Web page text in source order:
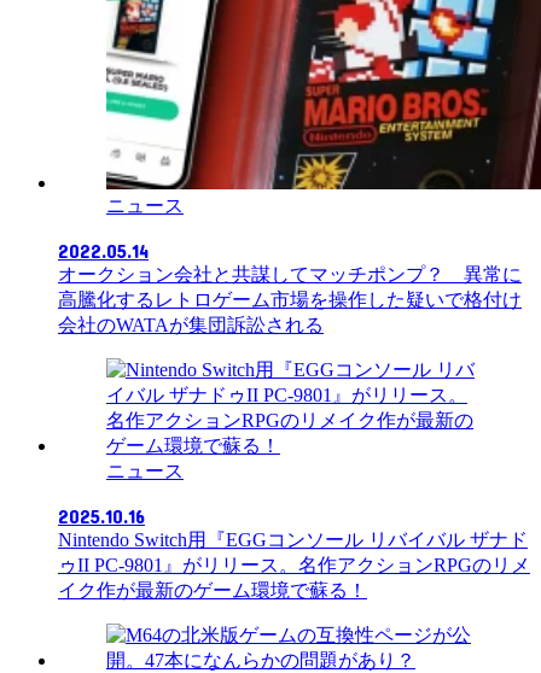
ニュース
2022.05.14
オークション会社と共謀してマッチポンプ？ 異常に
高騰化するレトロゲーム市場を操作した疑いで格付け
会社のWATAが集団訴訟される
ニュース
2025.10.16
Nintendo Switch用『EGGコンソール リバイバル ザナド
ゥII PC-9801』がリリース。名作アクションRPGのリメ
イク作が最新のゲーム環境で蘇る！